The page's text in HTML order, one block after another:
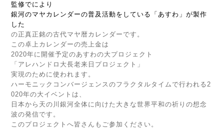
監修でにより
銀河のマヤカレンダーの普及活動をしている「あすわ」が製作
した
の正真正銘の古代マヤ暦カレンダーです。
この卓上カレンダーの売上金は
2020年に開催予定のあすわの大プロジェクト
「アレハンドロ大長老来日プロジェクト」
実現のために使われます。
ハーモニックコンバージェンスのフラクタルタイムで行われる2
020年の大イベントは、
日本から天の川銀河全体に向けた大きな世界平和の祈りの想念
波の発信です。
このプロジェクトへ皆さんもご参加ください。